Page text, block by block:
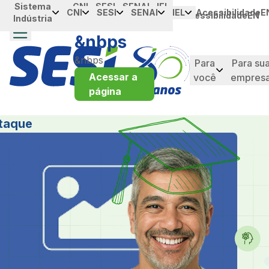
Pular para o Conteúdo principal
Sistema
Indústria
CNI SESI SENAI IEL Acessibilidade
Para
você
Para
Portal da
Industria
CNI SESI SENAI
IEL
AcessibilidadeEN
&nbps
&nbps
Acessar a
página